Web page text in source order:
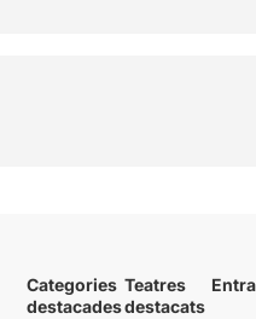
Categories
destacades
Teatres
destacats